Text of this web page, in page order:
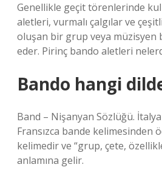
Genellikle geçit törenlerinde
aletleri, vurmalı çalgılar ve
oluşan bir grup veya müzisyen
eder. Pirinç bando aletleri
Bando hangi
Band – Nişanyan Sözlüğü.
Fransızca bande kelimesinden
kelimedir ve “grup, çete,
anlamına gelir.